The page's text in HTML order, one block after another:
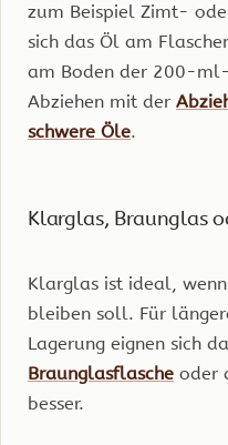
zum Beispiel Zimt-
sich das Öl am
am Boden der 200-
Abziehen mit der
schwere Öle.
Klarglas, Braunglas
Klarglas ist ideal,
bleiben soll. Für
Lagerung eignen sich
Braunglasflasche oder
besser.